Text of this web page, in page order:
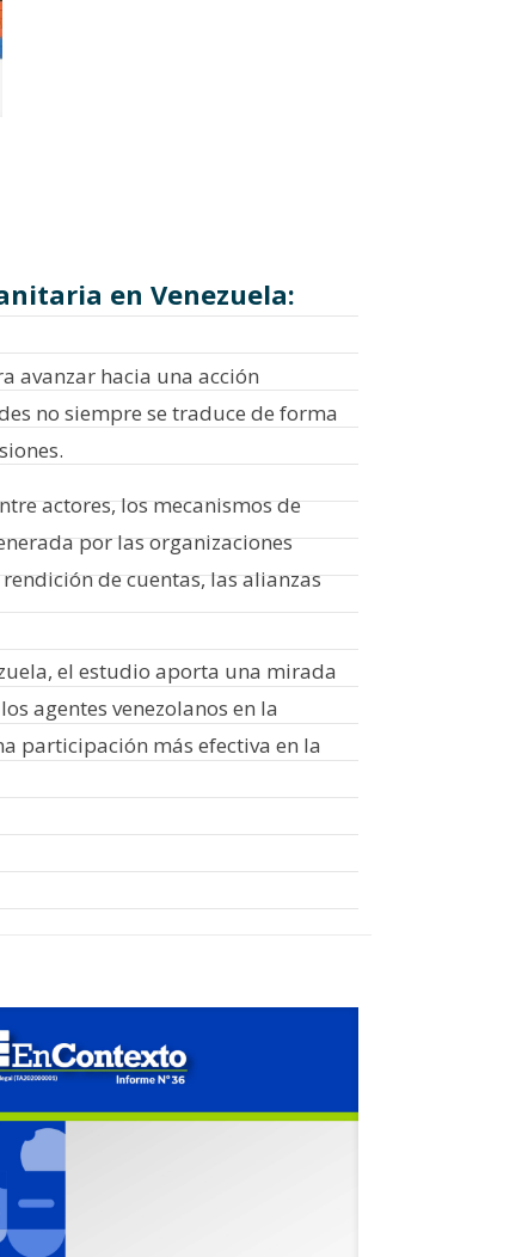
en Venezuela:
avanzar hacia una acción
no siempre se traduce de forma
actores, los mecanismos de
por las organizaciones
de cuentas, las alianzas
el estudio aporta una mirada
agentes venezolanos en la
participación más efectiva en la